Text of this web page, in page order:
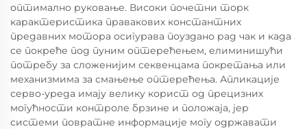
оптимално руковање. Високи почетни торк
карактеристика правакових константних
предавних мотора осигурава поуздано рад чак и када
се покреће под пуним оптерећењем, елиминишући
потребу за сложенијим секвенцама покретања или
механизмима за смањење оптерећења. Апликације
серво-уреда имају велику корист од прецизних
могућности контроле брзине и положаја, јер
системи повратне информације могу одржавати